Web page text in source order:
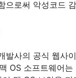
으로써 악성코드
사의 공식 웹사
OS 소프트웨어